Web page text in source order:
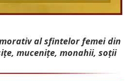
al sfintelor femei din
mu­cenițe, monahii, soții